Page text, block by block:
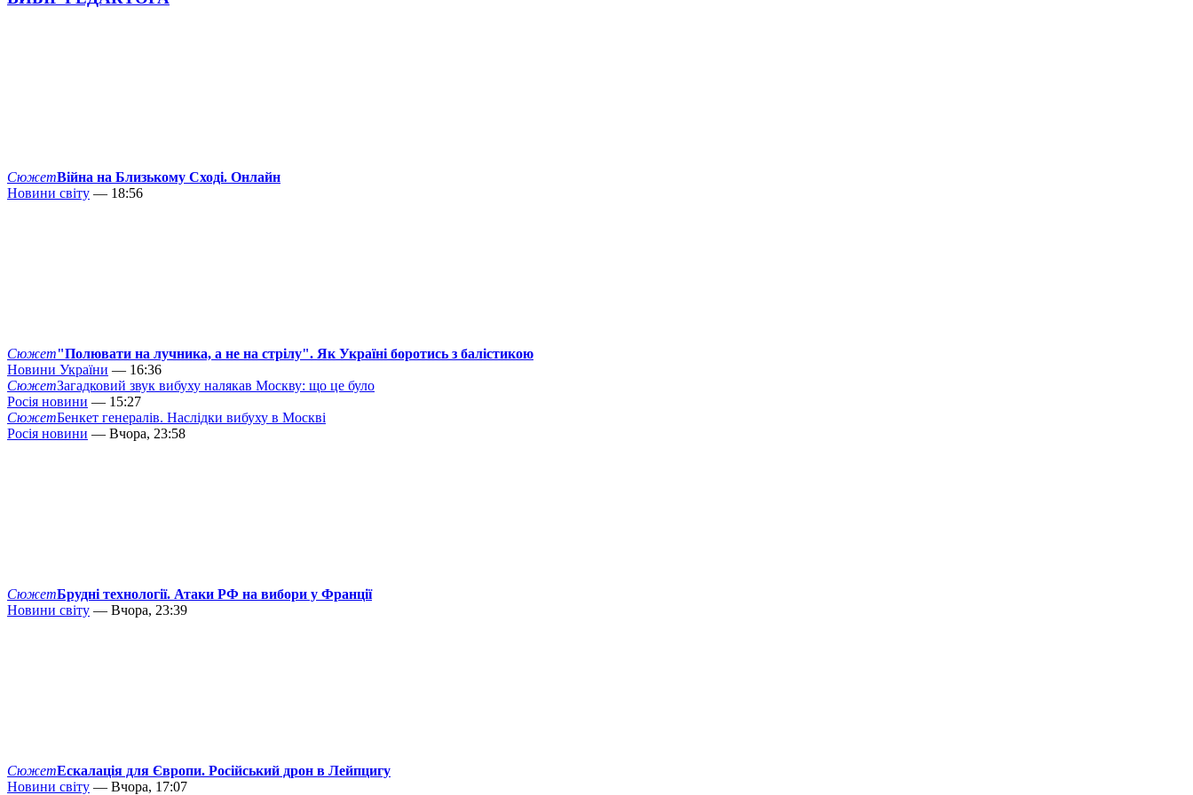
СюжетВійна на Близькому Сході. Онлайн
Новини світу — 18:56
Сюжет"Полювати на лучника, а не на стрілу". Як Україні боротись з балістикою
Новини України — 16:36
СюжетЗагадковий звук вибуху налякав Москву: що це було
Росія новини — 15:27
СюжетБенкет генералів. Наслідки вибуху в Москві
Росія новини — Вчора, 23:58
СюжетБрудні технології. Атаки РФ на вибори у Франції
Новини світу — Вчора, 23:39
СюжетЕскалація для Європи. Російський дрон в Лейпцигу
Новини світу — Вчора, 17:07